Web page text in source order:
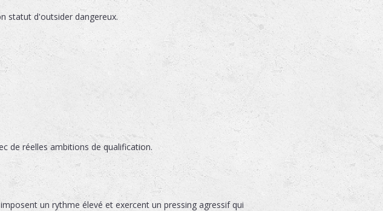
statut d'outsider dangereux.
de réelles ambitions de qualification.
un rythme élevé et exercent un pressing agressif qui